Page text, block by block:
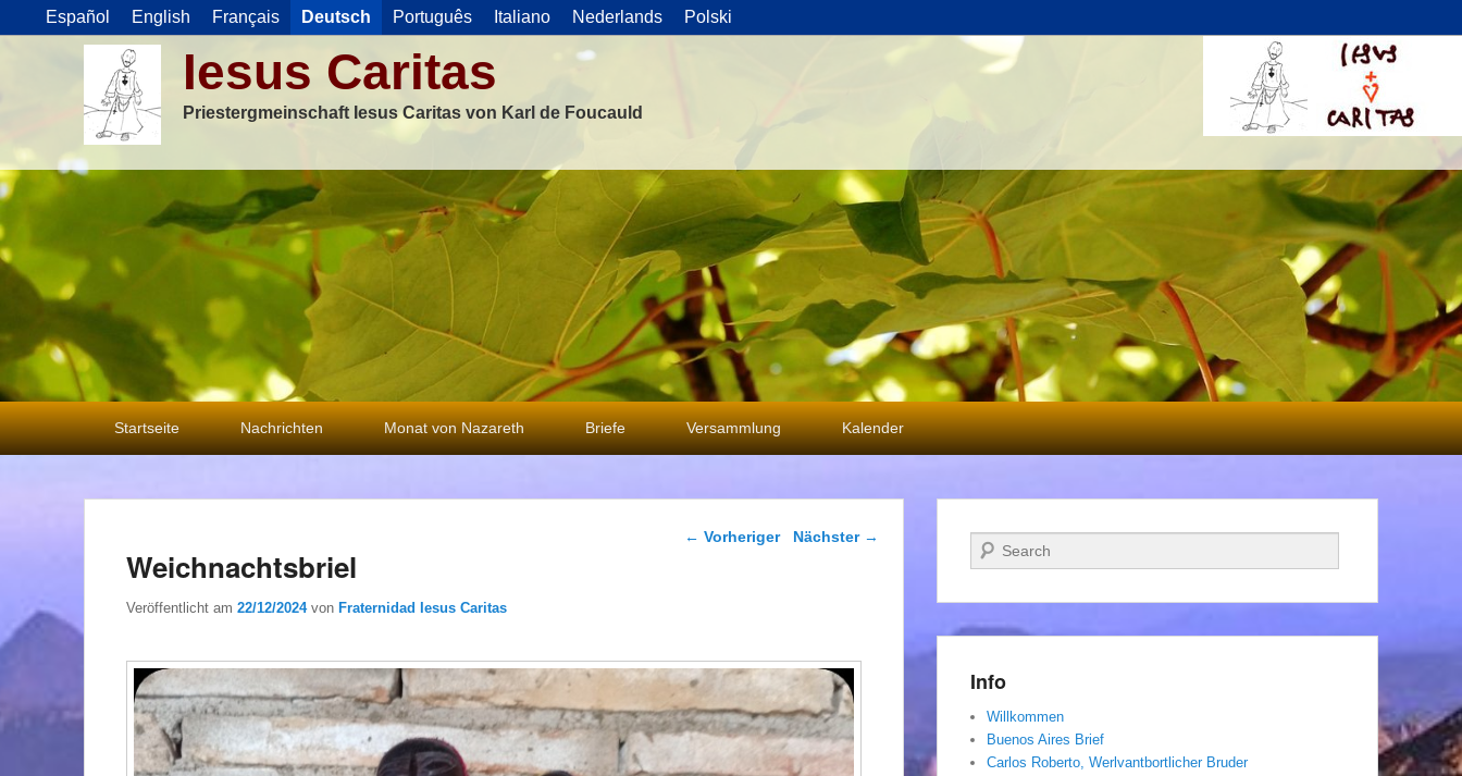
Español English Français Deutsch Português Italiano Nederlands Polski
Iesus Caritas
Priestergmeinschaft Iesus Caritas von Karl de Foucauld
Primäres
Menü
Startseite Nachrichten Monat von Nazareth Briefe Versammlung Kalender
Beitragsnavigation
← Vorheriger Nächster →
Weichnachtsbriel
Veröffentlicht am 22/12/2024 von Fraternidad Iesus Caritas
Suchen
Info
Willkommen
Buenos Aires Brief
Carlos Roberto, Werlvantbortlicher Bruder